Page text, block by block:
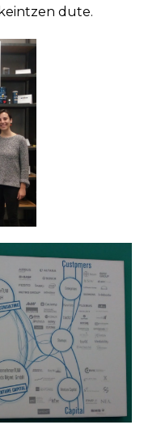
dute.